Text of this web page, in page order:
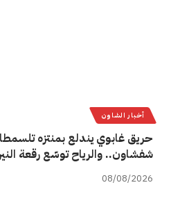
أخبار الشاون
حريق غابوي يندلع بمنتزه
شفشاون.. والرياح توسّع رقعة
08/08/2026